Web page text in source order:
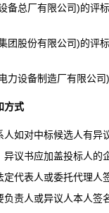
备总厂有限公司)的评
团股份有限公司)的评
力设备制造厂有限公
方式
如对中标候选人有异
议书应加盖投标人
定代表人或委托代理
负责人或异议人本人